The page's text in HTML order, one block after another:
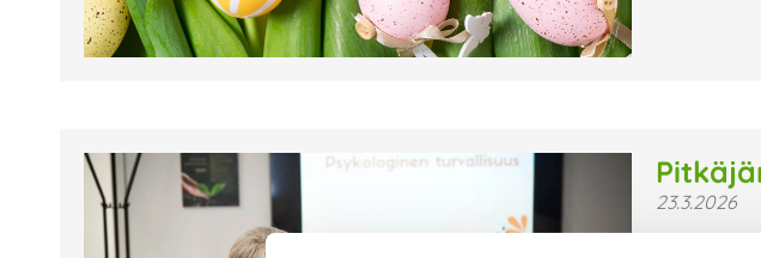
23.3.2026
Vestialla